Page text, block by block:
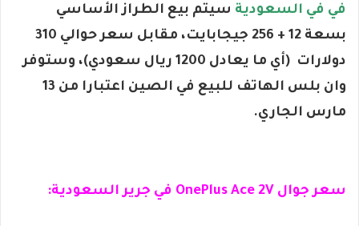
في في السعودية سيتم بيع الطراز الأساسي
بسعة 12 + 256 جيجابايت، مقابل سعر حوالي 310
دولارات (أي ما يعادل 1200 ريال سعودي)، وستوفر
وان بلس الهاتف للبيع في الصين اعتبارا من 13
مارس الجاري.
سعر جوال OnePlus Ace 2V في جرير السعودية: